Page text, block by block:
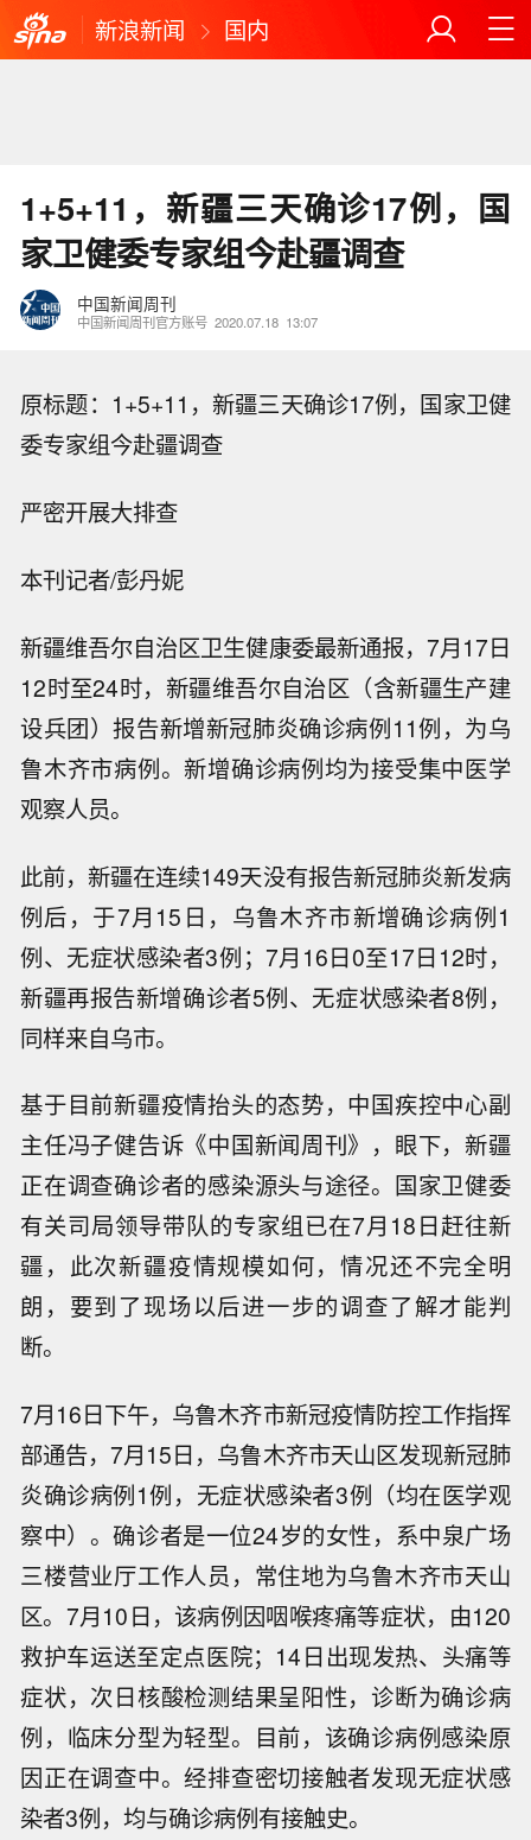
新浪新闻 国内
1+5+11，新疆三天确诊17例，国
家卫健委专家组今赴疆调查
中国新闻周刊
中国新闻周刊官方账号 2020.07.18 13:07
原标题：1+5+11，新疆三天确诊17例，国家卫健
委专家组今赴疆调查
严密开展大排查
本刊记者/彭丹妮
新疆维吾尔自治区卫生健康委最新通报，7月17日
12时至24时，新疆维吾尔自治区（含新疆生产建
设兵团）报告新增新冠肺炎确诊病例11例，为乌
鲁木齐市病例。新增确诊病例均为接受集中医学
观察人员。
此前，新疆在连续149天没有报告新冠肺炎新发病
例后，于7月15日，乌鲁木齐市新增确诊病例1
例、无症状感染者3例；7月16日0至17日12时，
新疆再报告新增确诊者5例、无症状感染者8例，
同样来自乌市。
基于目前新疆疫情抬头的态势，中国疾控中心副
主任冯子健告诉《中国新闻周刊》，眼下，新疆
正在调查确诊者的感染源头与途径。国家卫健委
有关司局领导带队的专家组已在7月18日赶往新
疆，此次新疆疫情规模如何，情况还不完全明
朗，要到了现场以后进一步的调查了解才能判
断。
7月16日下午，乌鲁木齐市新冠疫情防控工作指挥
部通告，7月15日，乌鲁木齐市天山区发现新冠肺
炎确诊病例1例，无症状感染者3例（均在医学观
察中）。确诊者是一位24岁的女性，系中泉广场
三楼营业厅工作人员，常住地为乌鲁木齐市天山
区。7月10日，该病例因咽喉疼痛等症状，由120
救护车运送至定点医院；14日出现发热、头痛等
症状，次日核酸检测结果呈阳性，诊断为确诊病
例，临床分型为轻型。目前，该确诊病例感染原
因正在调查中。经排查密切接触者发现无症状感
染者3例，均与确诊病例有接触史。